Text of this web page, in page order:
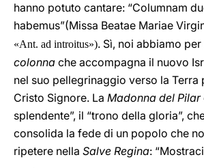
hanno potuto cantare: “Columnam
habemus”(Missa Beatae Mariae
«Ant. ad introitus»). Sì, noi abbiamo
colonna che accompagna il nuovo
nel suo pellegrinaggio verso la Terra
Cristo Signore. La Madonna del Pilar
splendente”, il “trono della gloria”,
consolida la fede di un popolo che
ripetere nella Salve Regina: